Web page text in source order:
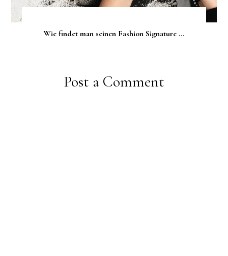
Wie findet man seinen Fashion Signature ...
Post a Comment